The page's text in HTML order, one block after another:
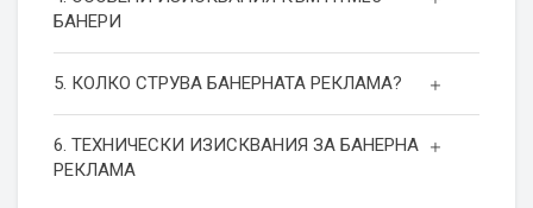
БАНЕРИ
5. КОЛКО СТРУВА БАНЕРНАТА РЕКЛАМА?
6. ТЕХНИЧЕСКИ ИЗИСКВАНИЯ ЗА БАНЕРНА
РЕКЛАМА